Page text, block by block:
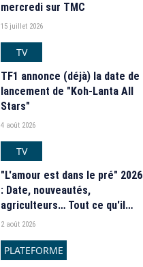
mercredi sur TMC
15 juillet 2026
TV
TF1 annonce (déjà) la date de
lancement de "Koh-Lanta All
Stars"
4 août 2026
TV
"L'amour est dans le pré" 2026
: Date, nouveautés,
agriculteurs… Tout ce qu'il
faut savoir sur la saison 21 du
2 août 2026
PLATEFORME